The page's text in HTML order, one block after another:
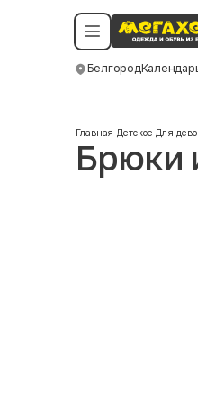
Белгород
Политика
©️ Мегахенд 2026. Все
Главная-Детское-Для
Брюки